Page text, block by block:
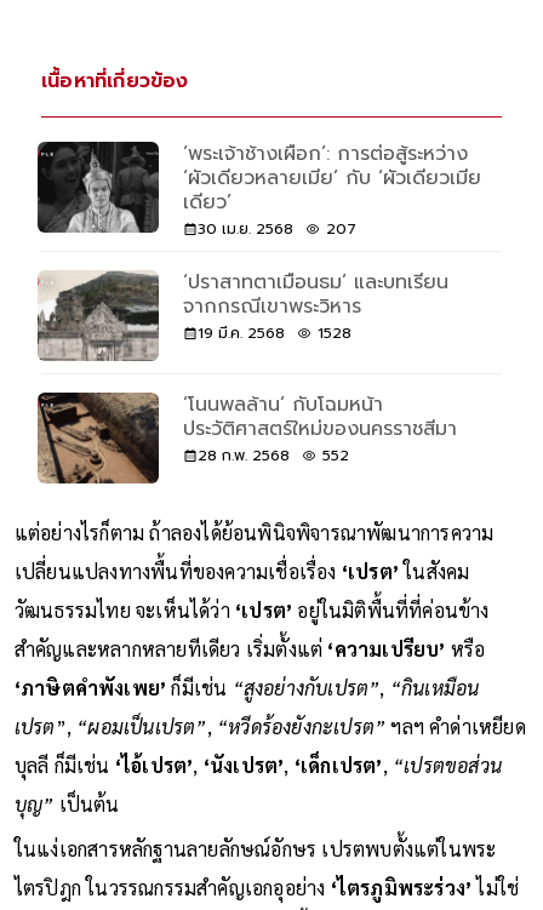
เนื้อหาที่เกี่ยวข้อง
‘พระเจ้าช้างเผือก’: การต่อสู้ระหว่าง
‘ผัวเดียวหลายเมีย’ กับ ‘ผัวเดียวเมีย
เดียว’
30 เม.ย. 2568 207
‘ปราสาทตาเมือนธม’ และบทเรียน
จากกรณีเขาพระวิหาร
19 มี.ค. 2568 1528
‘โนนพลล้าน’ กับโฉมหน้า
ประวัติศาสตร์ใหม่ของนครราชสีมา
28 ก.พ. 2568 552
แต่อย่างไรก็ตาม ถ้าลองได้ย้อนพินิจพิจารณาพัฒนาการความ
เปลี่ยนแปลงทางพื้นที่ของความเชื่อเรื่อง ‘เปรต’ในสังคม
วัฒนธรรมไทย จะเห็นได้ว่า ‘เปรต’ อยู่ในมิติพื้นที่ที่ค่อนข้าง
สำคัญและหลากหลายทีเดียว เริ่มตั้งแต่ ‘ความเปรียบ’ หรือ
‘ภาษิตคำพังเพย’ ก็มีเช่น “สูงอย่างกับเปรต”, “กินเหมือน
เปรต”, “ผอมเป็นเปรต”, “หวีดร้องยังกะเปรต” ฯลฯ คำด่าเหยียด
บุลลี ก็มีเช่น ‘ไอ้เปรต’, ‘นังเปรต’, ‘เด็กเปรต’, “เปรตขอส่วน
บุญ” เป็นต้น
ในแง่เอกสารหลักฐานลายลักษณ์อักษร เปรตพบตั้งแต่ในพระ
ไตรปิฎก ในวรรณกรรมสำคัญเอกอุอย่าง ‘ไตรภูมิพระร่วง’ไม่ใช่